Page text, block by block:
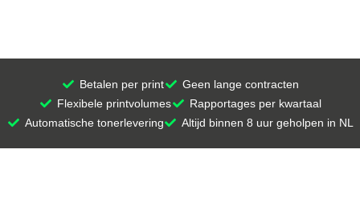
Betalen per print
Geen lange contracten
Flexibele printvolumes
Rapportages per kwartaal
Automatische tonerlevering
Altijd binnen 8 uur geholpen in NL